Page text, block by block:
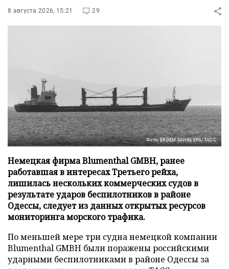
8 августа 2026, 15:21 29
Фото: ERDEM SAHIN/EPA/ТАСС
Немецкая фирма Blumenthal GMBH, ранее
работавшая в интересах Третьего рейха,
лишилась нескольких коммерческих судов в
результате ударов беспилотников в районе
Одессы, следует из данных открытых ресурсов
мониторинга морского трафика.
По меньшей мере три судна немецкой компании
Blumenthal GMBH были поражены российскими
ударными беспилотниками в районе Одессы за